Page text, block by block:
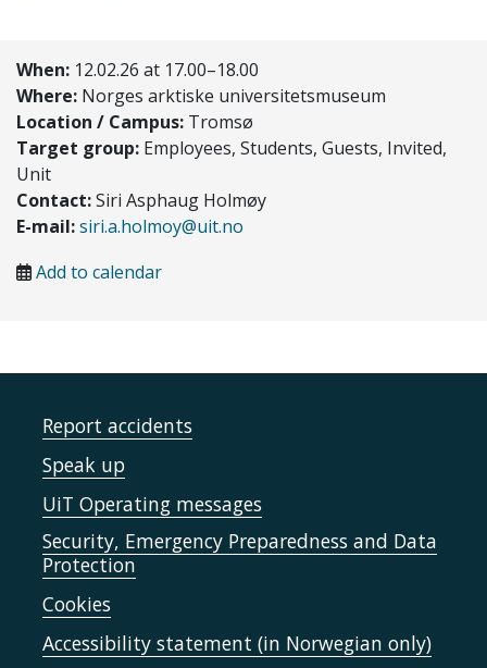
When: 12.02.26 at 17.00–18.00
Where: Norges arktiske universitetsmuseum
Location / Campus: Tromsø
Target group: Employees, Students, Guests, Invited,
Unit
Contact:Siri Asphaug Holmøy
E-mail:siri.a.holmoy@uit.no
Add to calendar
Report accidents
Speak up
UiT Operating messages
Security, Emergency Preparedness and Data
Protection
Cookies
Accessibility statement (in Norwegian only)